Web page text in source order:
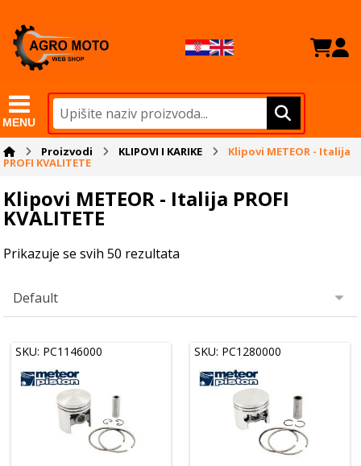
MENU
Proizvodi KLIPOVI I KARIKE Klipovi METEOR - Italija
PROFI KVALITETE
Klipovi METEOR - Italija PROFI
KVALITETE
Prikazuje se svih 50 rezultata
SKU: PC1146000 SKU: PC1280000